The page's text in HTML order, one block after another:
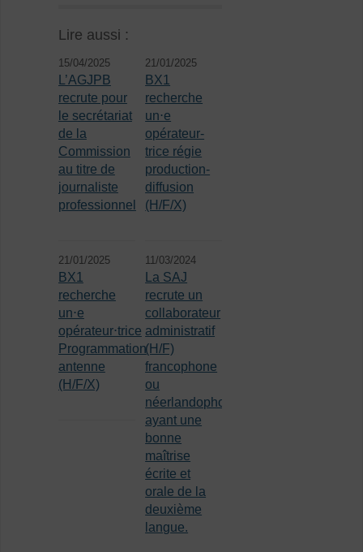
Lire aussi :
15/04/2025
L’AGJPB
recrute pour
le secrétariat
de la
Commission
au titre de
journaliste
professionnel
21/01/2025
BX1
recherche
un⋅e
opérateur-
trice régie
production-
diffusion
(H/F/X)
21/01/2025
BX1
recherche
un⋅e
opérateur⋅trice
Programmation
antenne
(H/F/X)
11/03/2024
La SAJ
recrute un
collaborateur
administratif
(H/F)
francophone
ou
néerlandophone
ayant une
bonne
maîtrise
écrite et
orale de la
deuxième
langue.